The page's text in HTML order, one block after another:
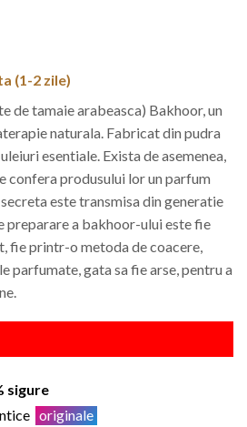
(1-2 zile)
de tamaie arabeasca) Bakhoor, un
naturala. Fabricat din pudra
esentiale. Exista de asemenea,
confera produsului lor un parfum
este transmisa din generatie
preparare a bakhoor-ului este fie
fie printr-o metoda de coacere,
parfumate, gata sa fie arse, pentru a
sigure
originale